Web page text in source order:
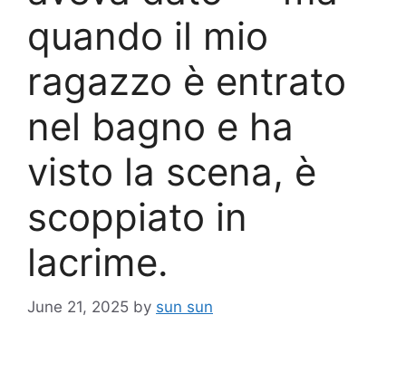
quando il mio
ragazzo è entrato
nel bagno e ha
visto la scena, è
scoppiato in
lacrime.
June 21, 2025 by sun sun